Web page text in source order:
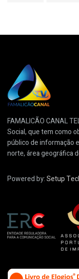
FAMALICÃO CANAL
Social, que tem como
público de informação
norte, área geográfica
Powered by:Setup